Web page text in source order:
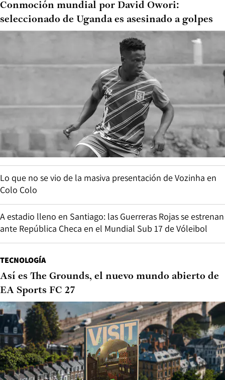
Conmoción mundial por David Owori:
seleccionado de Uganda es asesinado a golpes
Lo que no se vio de la masiva presentación de Vozinha en
Colo Colo
A estadio lleno en Santiago: las Guerreras Rojas se estrenan
ante República Checa en el Mundial Sub 17 de Vóleibol
TECNOLOGÍA
Así es The Grounds, el nuevo mundo abierto de
EA Sports FC 27